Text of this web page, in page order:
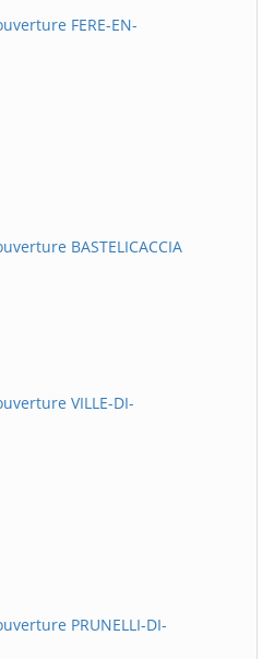
FERE-EN-
BASTELICACCIA
VILLE-DI-
PRUNELLI-DI-